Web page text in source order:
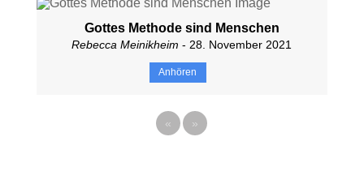
Gottes Methode sind Menschen
Rebecca Meinikheim - 28. November 2021
Anhören
« »